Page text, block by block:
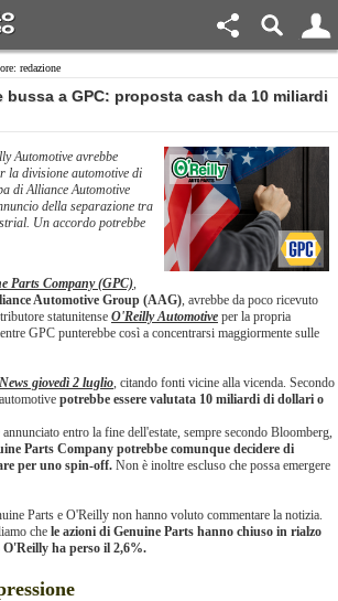
redazione
bussa a GPC: proposta cash da 10 miliardi
Automotive avrebbe
la divisione automotive di
di Alliance Automotive
della separazione tra
Un accordo potrebbe
Parts Company (GPC),
Automotive Group (AAG), avrebbe da poco ricevuto
statunitense O'Reilly Automotive per la propria
GPC punterebbe così a concentrarsi maggiormente sulle
giovedì 2 luglio, citando fonti vicine alla vicenda. Secondo
potrebbe essere valutata 10 miliardi di dollari o
entro la fine dell'estate, sempre secondo Bloomberg,
Parts Company potrebbe comunque decidere di
per uno spin-off. Non è inoltre escluso che possa emergere
Parts e O'Reilly non hanno voluto commentare la notizia.
che le azioni di Genuine Parts hanno chiuso in rialzo
ha perso il 2,6%.